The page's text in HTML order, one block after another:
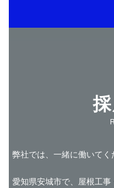
弊社では、一緒に働いて
愛知県安城市で、屋根工